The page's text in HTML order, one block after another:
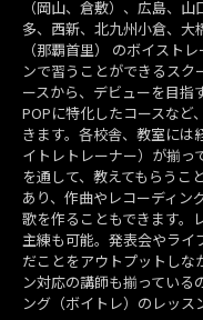
（岡山、倉敷）、広島、
多、西新、北九州小倉、
（那覇首里） のボイスト
ンで習うことができるス
ースから、デビューを目指
POPに特化したコースなど
きます。各校舎、教室には
イトレトレーナー）が揃っ
を通して、教えてもらうこ
あり、作曲やレコーディン
歌を作ることもできます。
主練も可能。発表会やライ
だことをアウトプットしな
ン対応の講師も揃っている
ング（ボイトレ）のレッス